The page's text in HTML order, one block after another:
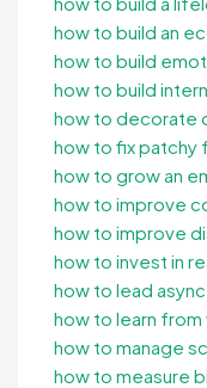
how to build an
how to build
how to build
how to decorate
how to fix patchy
how to grow an
how to improve
how to improve
how to invest in
how to lead
how to learn
how to manage
how to measure